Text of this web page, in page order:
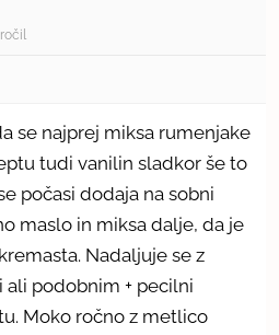
se najprej miksa rumenjake
tudi vanilin sladkor še to
počasi dodaja na sobni
maslo in miksa dalje, da je
Nadaljuje se z
ali podobnim + pecilni
Moko ročno z metlico